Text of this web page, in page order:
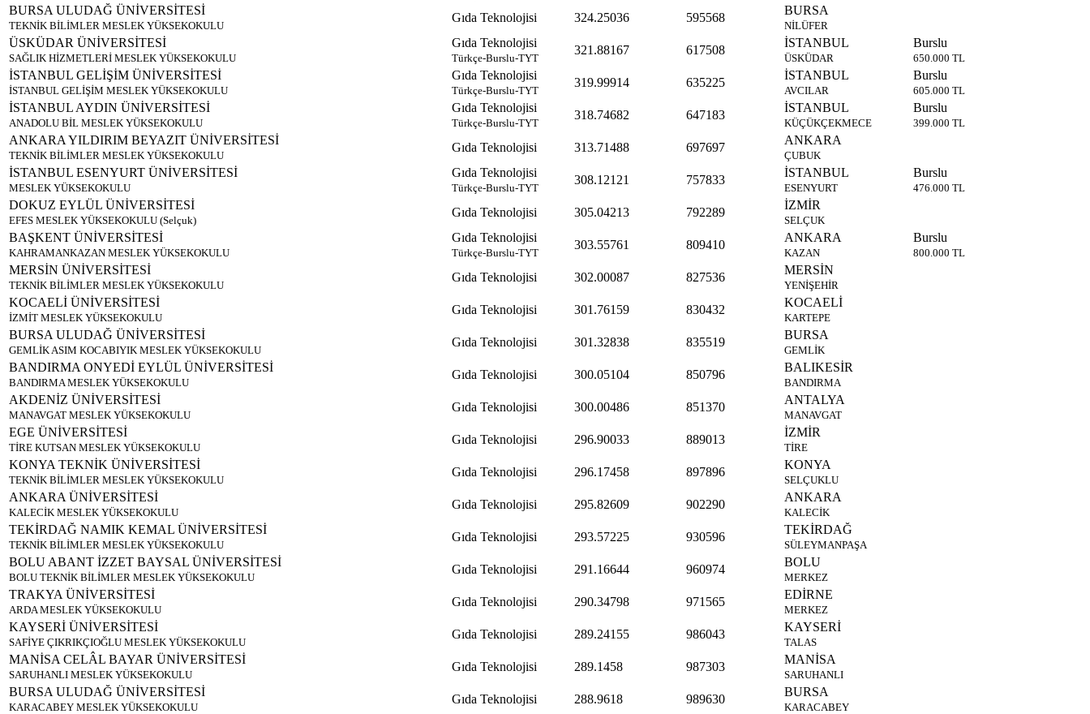
BURSA ULUDAĞ ÜNİVERSİTESİ
TEKNİK BİLİMLER MESLEK YÜKSEKOKULU
Gıda Teknolojisi 324.25036 595568
BURSA
NİLÜFER
ÜSKÜDAR ÜNİVERSİTESİ
SAĞLIK HİZMETLERİ MESLEK YÜKSEKOKULU
Gıda Teknolojisi
Türkçe-Burslu-TYT
321.88167 617508
İSTANBUL
ÜSKÜDAR
Burslu
650.000 TL
İSTANBUL GELİŞİM ÜNİVERSİTESİ
İSTANBUL GELİŞİM MESLEK YÜKSEKOKULU
Gıda Teknolojisi
Türkçe-Burslu-TYT
319.99914 635225
İSTANBUL
AVCILAR
Burslu
605.000 TL
İSTANBUL AYDIN ÜNİVERSİTESİ
ANADOLU BİL MESLEK YÜKSEKOKULU
Gıda Teknolojisi
Türkçe-Burslu-TYT
318.74682 647183
İSTANBUL
KÜÇÜKÇEKMECE
Burslu
399.000 TL
ANKARA YILDIRIM BEYAZIT ÜNİVERSİTESİ
TEKNİK BİLİMLER MESLEK YÜKSEKOKULU
Gıda Teknolojisi 313.71488 697697
ANKARA
ÇUBUK
İSTANBUL ESENYURT ÜNİVERSİTESİ
MESLEK YÜKSEKOKULU
Gıda Teknolojisi
Türkçe-Burslu-TYT
308.12121 757833
İSTANBUL
ESENYURT
Burslu
476.000 TL
DOKUZ EYLÜL ÜNİVERSİTESİ
EFES MESLEK YÜKSEKOKULU (Selçuk)
Gıda Teknolojisi 305.04213 792289
İZMİR
SELÇUK
BAŞKENT ÜNİVERSİTESİ
KAHRAMANKAZAN MESLEK YÜKSEKOKULU
Gıda Teknolojisi
Türkçe-Burslu-TYT
303.55761 809410
ANKARA
KAZAN
Burslu
800.000 TL
MERSİN ÜNİVERSİTESİ
TEKNİK BİLİMLER MESLEK YÜKSEKOKULU
Gıda Teknolojisi 302.00087 827536
MERSİN
YENİŞEHİR
KOCAELİ ÜNİVERSİTESİ
İZMİT MESLEK YÜKSEKOKULU
Gıda Teknolojisi 301.76159 830432
KOCAELİ
KARTEPE
BURSA ULUDAĞ ÜNİVERSİTESİ
GEMLİK ASIM KOCABIYIK MESLEK YÜKSEKOKULU
Gıda Teknolojisi 301.32838 835519
BURSA
GEMLİK
BANDIRMA ONYEDİ EYLÜL ÜNİVERSİTESİ
BANDIRMA MESLEK YÜKSEKOKULU
Gıda Teknolojisi 300.05104 850796
BALIKESİR
BANDIRMA
AKDENİZ ÜNİVERSİTESİ
MANAVGAT MESLEK YÜKSEKOKULU
Gıda Teknolojisi 300.00486 851370
ANTALYA
MANAVGAT
EGE ÜNİVERSİTESİ
TİRE KUTSAN MESLEK YÜKSEKOKULU
Gıda Teknolojisi 296.90033 889013
İZMİR
TİRE
KONYA TEKNİK ÜNİVERSİTESİ
TEKNİK BİLİMLER MESLEK YÜKSEKOKULU
Gıda Teknolojisi 296.17458 897896
KONYA
SELÇUKLU
ANKARA ÜNİVERSİTESİ
KALECİK MESLEK YÜKSEKOKULU
Gıda Teknolojisi 295.82609 902290
ANKARA
KALECİK
TEKİRDAĞ NAMIK KEMAL ÜNİVERSİTESİ
TEKNİK BİLİMLER MESLEK YÜKSEKOKULU
Gıda Teknolojisi 293.57225 930596
TEKİRDAĞ
SÜLEYMANPAŞA
BOLU ABANT İZZET BAYSAL ÜNİVERSİTESİ
BOLU TEKNİK BİLİMLER MESLEK YÜKSEKOKULU
Gıda Teknolojisi 291.16644 960974
BOLU
MERKEZ
TRAKYA ÜNİVERSİTESİ
ARDA MESLEK YÜKSEKOKULU
Gıda Teknolojisi 290.34798 971565
EDİRNE
MERKEZ
KAYSERİ ÜNİVERSİTESİ
SAFİYE ÇIKRIKÇIOĞLU MESLEK YÜKSEKOKULU
Gıda Teknolojisi 289.24155 986043
KAYSERİ
TALAS
MANİSA CELÂL BAYAR ÜNİVERSİTESİ
SARUHANLI MESLEK YÜKSEKOKULU
Gıda Teknolojisi 289.1458 987303
MANİSA
SARUHANLI
BURSA ULUDAĞ ÜNİVERSİTESİ
KARACABEY MESLEK YÜKSEKOKULU
Gıda Teknolojisi 288.9618 989630
BURSA
KARACABEY